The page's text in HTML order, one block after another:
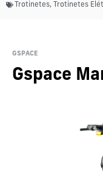
Trotinetes, Trotinetes
GSPACE
Gspace